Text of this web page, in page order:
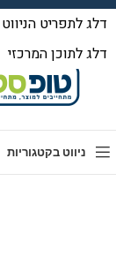
ניווט בקטגוריות